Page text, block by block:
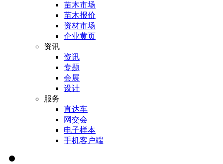
苗木市场
苗木报价
资材市场
企业黄页
资讯
资讯
专题
会展
设计
服务
直达车
网交会
电子样本
手机客户端